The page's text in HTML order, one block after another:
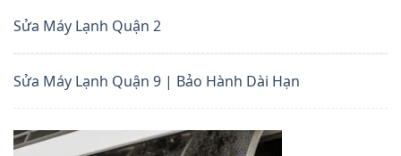
Sửa Máy Lạnh Quận 2
Sửa Máy Lạnh Quận 9 | Bảo Hành Dài Hạn